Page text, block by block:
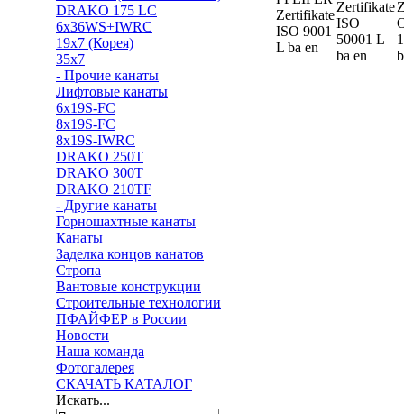
DRAKO 175 LC
6x36WS+IWRC
19x7 (Корея)
35x7
- Прочие канаты
Лифтовые канаты
6x19S-FC
8x19S-FC
8x19S-IWRC
DRAKO 250T
DRAKO 300T
DRAKO 210TF
- Другие канаты
Горношахтные канаты
Канаты
Заделка концов канатов
Стропа
Вантовые конструкции
Строительные технологии
ПФАЙФЕР в России
Новости
Наша команда
Фотогалерея
СКАЧАТЬ КАТАЛОГ
Искать...